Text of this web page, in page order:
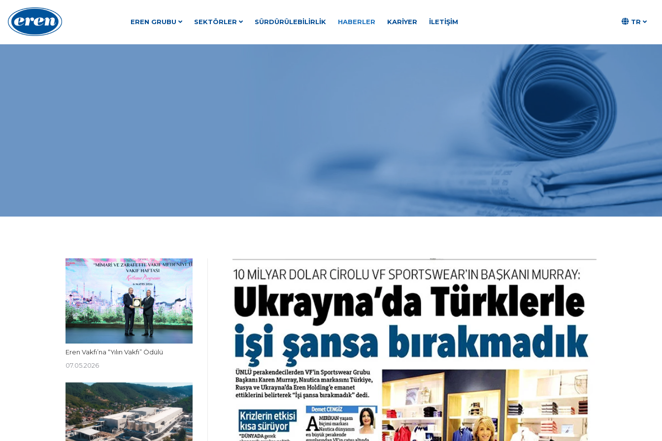
EREN GRUBU SEKTÖRLER SÜRDÜRÜLEBILIRLIK HABERLER KARIYER İLETIŞIM TR
Eren Vakfı’na “Yılın Vakfı” Ödülü
07.05.2026